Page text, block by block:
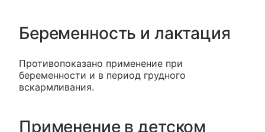
Беременность и лактация
Противопоказано применение при
беременности и в период грудного
вскармливания.
Применение в детском